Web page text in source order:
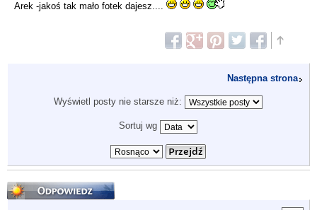
Arek -jakoś tak mało fotek dajesz....
Następna strona
Wyświetl posty nie starsze niż:
Sortuj wg
Odpowiedz